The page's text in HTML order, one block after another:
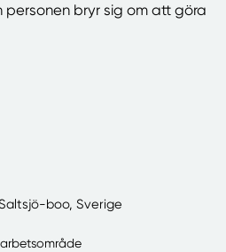
bryr sig om att göra
boo, Sverige